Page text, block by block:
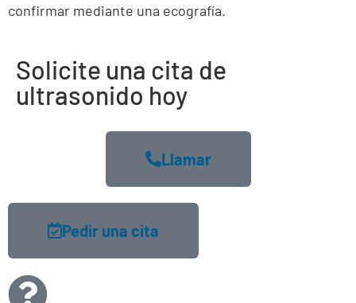
confirmar mediante una ecografía.
Solicite una cita de
ultrasonido hoy
Llamar
Pedir una cita